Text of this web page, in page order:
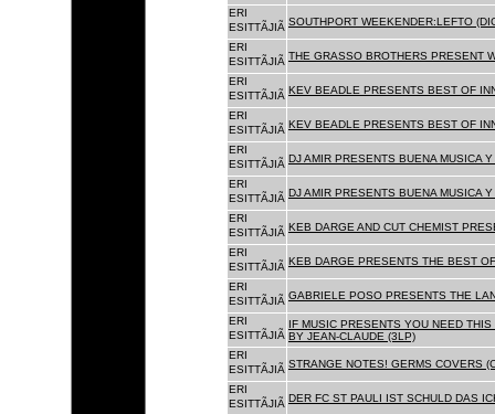
ERI
ESITTÃJIÃ SOUTHPORT WEEKENDER:LEFTO
ERI
ESITTÃJIÃ THE GRASSO BROTHERS PRESENT
ERI
ESITTÃJIÃ KEV BEADLE PRESENTS BEST OF
ERI
ESITTÃJIÃ KEV BEADLE PRESENTS BEST OF
ERI
ESITTÃJIÃ DJ AMIR PRESENTS BUENA MUSICA Y
ERI
ESITTÃJIÃ DJ AMIR PRESENTS BUENA MUSICA
ERI
ESITTÃJIÃ KEB DARGE AND CUT CHEMIST
ERI
ESITTÃJIÃ KEB DARGE PRESENTS THE BEST
ERI
ESITTÃJIÃ GABRIELE POSO PRESENTS THE
ERI
ESITTÃJIÃ
IF MUSIC PRESENTS YOU NEED
BY JEAN-CLAUDE (3LP)
ERI
ESITTÃJIÃ STRANGE NOTES! GERMS COVERS
ERI
ESITTÃJIÃ DER FC ST PAULI IST SCHULD DAS